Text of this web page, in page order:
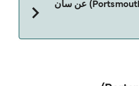
مراجعة تعليمات شركات
يمكنك أخذ حيواناتك
كم تبعد بورتسموث (Portsmouth) عن سان